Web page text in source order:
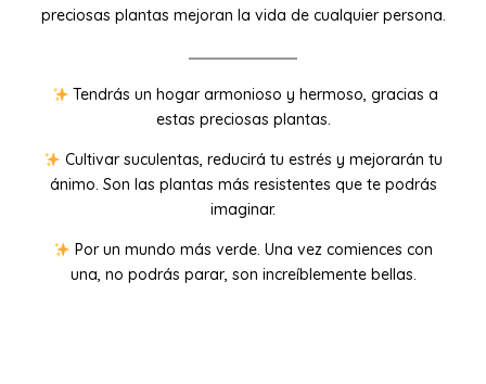
preciosas plantas mejoran la vida de cualquier persona.
Tendrás un hogar armonioso y hermoso, gracias a
estas preciosas plantas.
Cultivar suculentas, reducirá tu estrés y mejorarán tu
ánimo. Son las plantas más resistentes que te podrás
imaginar.
Por un mundo más verde. Una vez comiences con
una, no podrás parar, son increíblemente bellas.